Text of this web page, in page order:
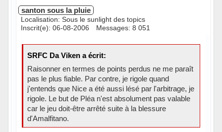
santon sous la pluie
Localisation: Sous le sunlight des topics
Inscrit(e): 06-08-2006
Messages: 8 051
SRFC Da Viken a écrit:
Raisonner en termes de points perdus ne me paraît
pas le plus fiable. Par contre, je rigole quand
j'entends que Nice a été aussi lésé par l'arbitrage, je
rigole. Le but de Pléa n'est absolument pas valable
car le jeu doit-être arrêté suite à la blessure
d'Amalfitano.